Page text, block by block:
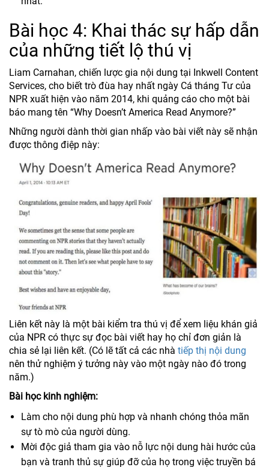
Bài học 4: Khai thác sự hấp dẫn
của những tiết lộ thú vị
Liam Carnahan, chiến lược gia nội dung tại Inkwell Content
Services, cho biết trò đùa hay nhất ngày Cá tháng Tư của
NPR xuất hiện vào năm 2014, khi quảng cáo cho một bài
báo mang tên “Why Doesn’t America Read Anymore?”
Những người dành thời gian nhấp vào bài viết này sẽ nhận
được thông điệp này:
Liên kết này là một bài kiểm tra thú vị để xem liệu khán giả
của NPR có thực sự đọc bài viết hay họ chỉ đơn giản là
chia sẻ lại liên kết. (Có lẽ tất cả các nhà tiếp thị nội dung
nên thử nghiệm ý tưởng này vào một ngày nào đó trong
năm.)
Bài học kinh nghiệm:
Làm cho nội dung phù hợp và nhanh chóng thỏa mãn
sự tò mò của người dùng.
Mời độc giả tham gia vào nỗ lực nội dung hài hước của
bạn và tranh thủ sự giúp đỡ của họ trong việc truyền bá